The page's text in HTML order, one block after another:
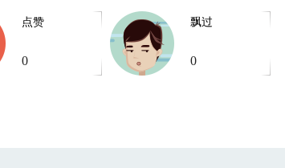
点赞
0
飘过
0